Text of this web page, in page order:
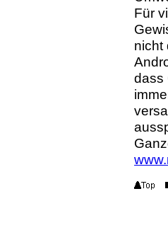
Für
nicht
dass